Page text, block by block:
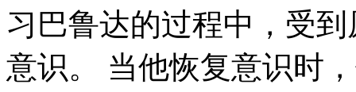
习巴鲁达的过程中，受
意识。 当他恢复意识时